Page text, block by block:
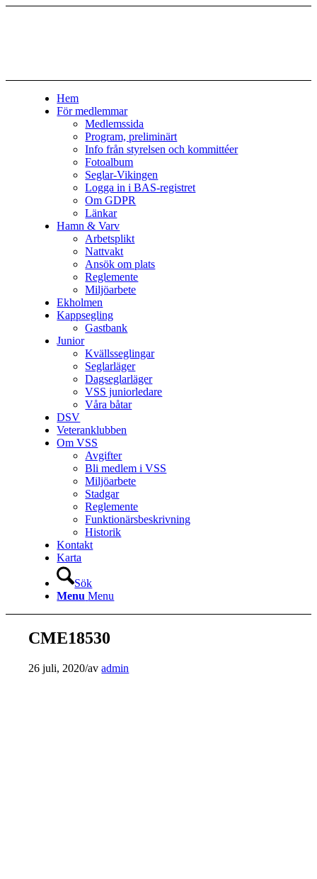
Hem
För medlemmar
Medlemssida
Program, preliminärt
Info från styrelsen och kommittéer
Fotoalbum
Seglar-Vikingen
Logga in i BAS-registret
Om GDPR
Länkar
Hamn & Varv
Arbetsplikt
Nattvakt
Ansök om plats
Reglemente
Miljöarbete
Ekholmen
Kappsegling
Gastbank
Junior
Kvällsseglingar
Seglarläger
Dagseglarläger
VSS juniorledare
Våra båtar
DSV
Veteranklubben
Om VSS
Avgifter
Bli medlem i VSS
Miljöarbete
Stadgar
Reglemente
Funktionärsbeskrivning
Historik
Kontakt
Karta
Sök
Menu Menu
CME18530
26 juli, 2020/avadmin